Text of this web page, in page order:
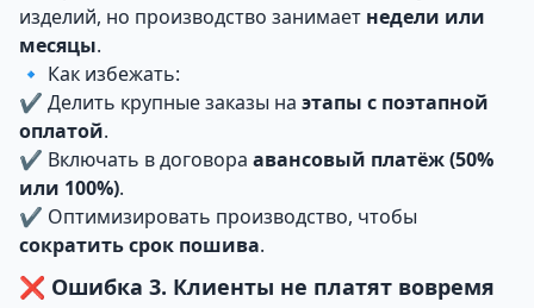
изделий, но производство занимает недели или
месяцы.
🔹 Как избежать:
✔ Делить крупные заказы на этапы с поэтапной
оплатой.
✔ Включать в договора авансовый платёж (50%
или 100%).
✔ Оптимизировать производство, чтобы
сократить срок пошива.
❌ Ошибка 3. Клиенты не платят вовремя